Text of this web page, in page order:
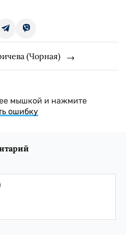
(Чорная)
мышкой и нажмите
ошибку